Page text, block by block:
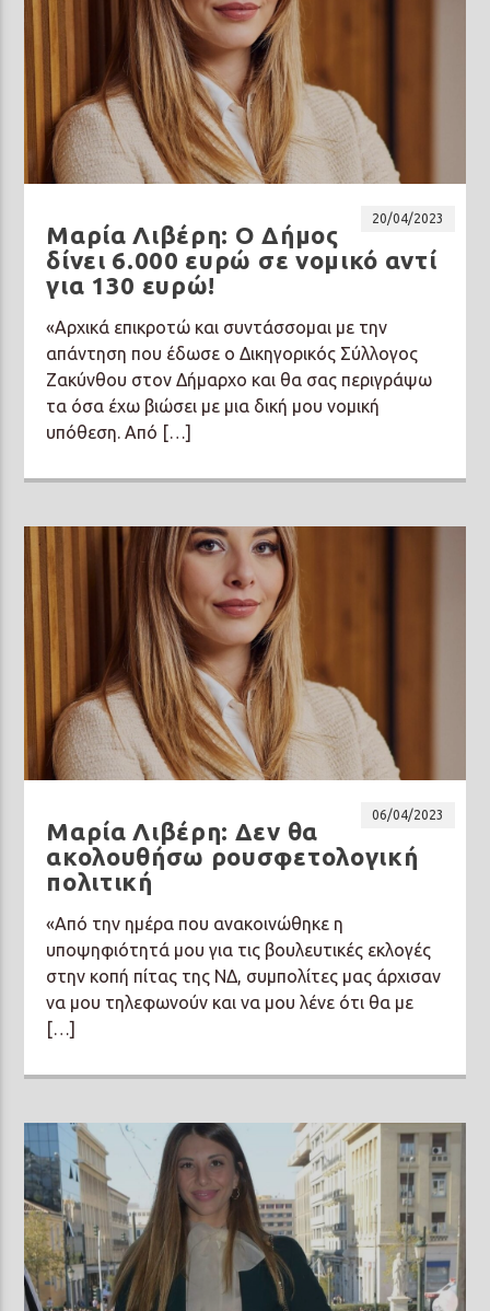
20/04/2023
Μαρία Λιβέρη: Ο Δήμος
δίνει 6.000 ευρώ σε νομικό αντί
για 130 ευρώ!
«Αρχικά επικροτώ και συντάσσομαι με την
απάντηση που έδωσε ο Δικηγορικός Σύλλογος
Ζακύνθου στον Δήμαρχο και θα σας περιγράψω
τα όσα έχω βιώσει με μια δική μου νομική
υπόθεση. Από […]
06/04/2023
Μαρία Λιβέρη: Δεν θα
ακολουθήσω ρουσφετολογική
πολιτική
«Από την ημέρα που ανακοινώθηκε η
υποψηφιότητά μου για τις βουλευτικές εκλογές
στην κοπή πίτας της ΝΔ, συμπολίτες μας άρχισαν
να μου τηλεφωνούν και να μου λένε ότι θα με
[…]